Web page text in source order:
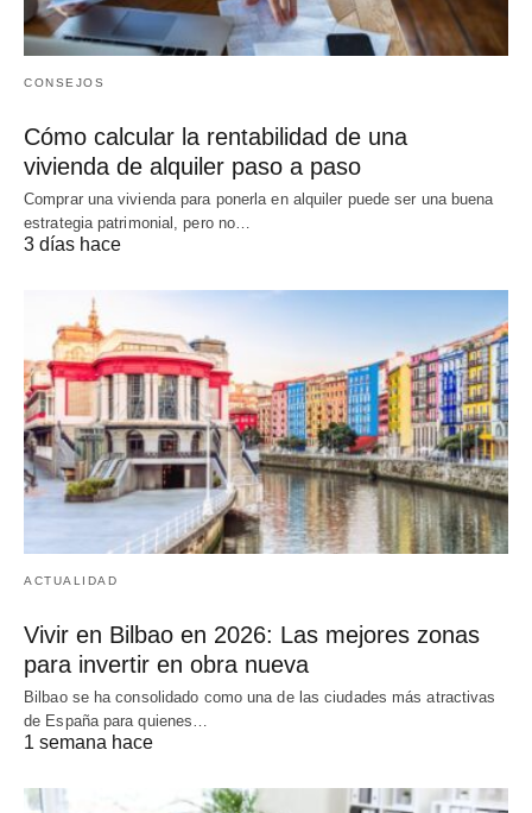
CONSEJOS
Cómo calcular la rentabilidad de una
vivienda de alquiler paso a paso
Comprar una vivienda para ponerla en alquiler puede ser una buena
estrategia patrimonial, pero no…
3 días hace
ACTUALIDAD
Vivir en Bilbao en 2026: Las mejores zonas
para invertir en obra nueva
Bilbao se ha consolidado como una de las ciudades más atractivas
de España para quienes…
1 semana hace